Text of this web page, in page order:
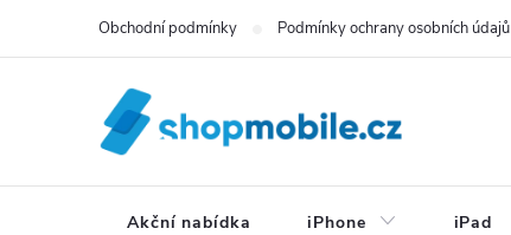
Obchodní podmínky Podmínky ochrany osobních údajů
Akční nabídka iPhone iPad